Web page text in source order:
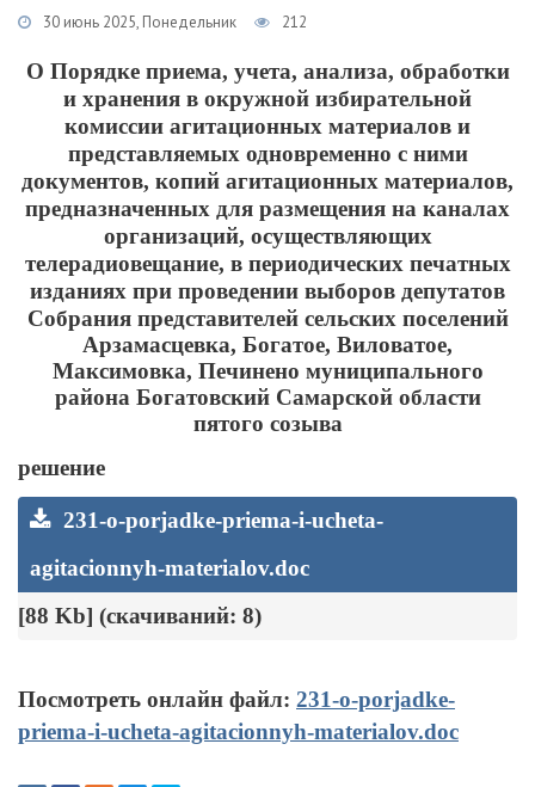
30 июнь 2025, Понедельник 212
О Порядке приема, учета, анализа, обработки
и хранения в окружной избирательной
комиссии агитационных материалов и
представляемых одновременно с ними
документов, копий агитационных материалов,
предназначенных для размещения на каналах
организаций, осуществляющих
телерадиовещание, в периодических печатных
изданиях при проведении выборов депутатов
Собрания представителей сельских поселений
Арзамасцевка, Богатое, Виловатое,
Максимовка, Печинено муниципального
района Богатовский Самарской области
пятого созыва
решение
231-o-porjadke-priema-i-ucheta-
agitacionnyh-materialov.doc
[88 Kb] (cкачиваний: 8)
Посмотреть онлайн файл: 231-o-porjadke-
priema-i-ucheta-agitacionnyh-materialov.doc